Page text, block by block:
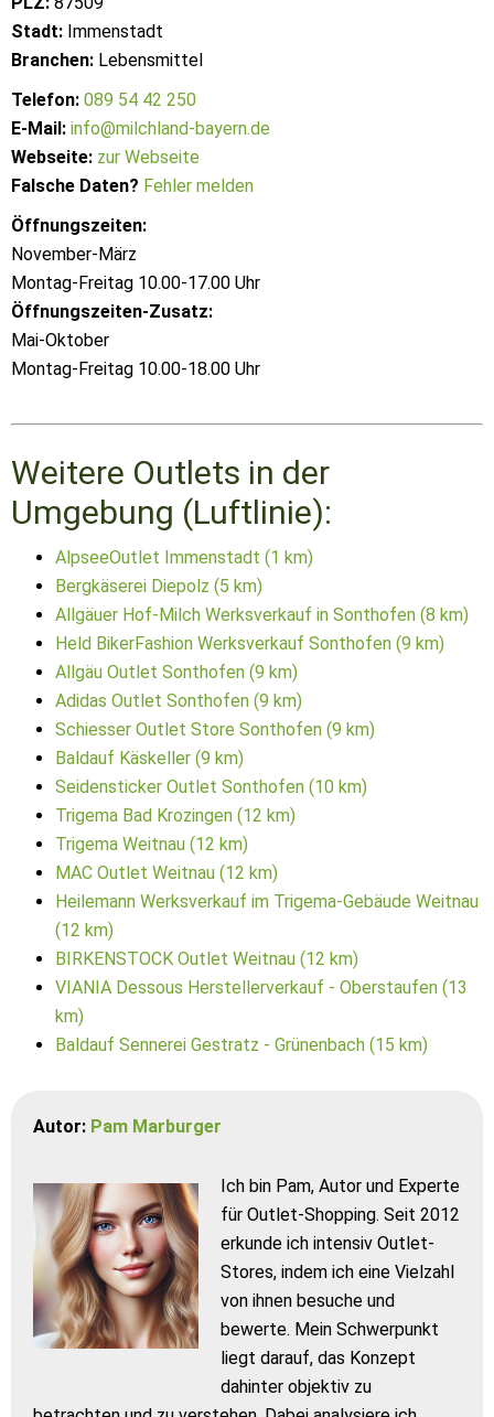
Stadt: Immenstadt
Branchen: Lebensmittel
Telefon: 089 54 42 250
E-Mail: info@milchland-bayern.de
Webseite: zur Webseite
Falsche Daten? Fehler melden
Öffnungszeiten:
November-März
Montag-Freitag 10.00-17.00 Uhr
Öffnungszeiten-Zusatz:
Mai-Oktober
Montag-Freitag 10.00-18.00 Uhr
Weitere Outlets in der
Umgebung (Luftlinie):
AlpseeOutlet Immenstadt (1 km)
Bergkäserei Diepolz (5 km)
Allgäuer Hof-Milch Werksverkauf in Sonthofen (8 km)
Held BikerFashion Werksverkauf Sonthofen (9 km)
Allgäu Outlet Sonthofen (9 km)
Adidas Outlet Sonthofen (9 km)
Schiesser Outlet Store Sonthofen (9 km)
Baldauf Käskeller (9 km)
Seidensticker Outlet Sonthofen (10 km)
Trigema Bad Krozingen (12 km)
Trigema Weitnau (12 km)
MAC Outlet Weitnau (12 km)
Heilemann Werksverkauf im Trigema-Gebäude Weitnau
(12 km)
BIRKENSTOCK Outlet Weitnau (12 km)
VIANIA Dessous Herstellerverkauf - Oberstaufen (13
km)
Baldauf Sennerei Gestratz - Grünenbach (15 km)
Autor: Pam Marburger
Ich bin Pam, Autor und Experte
für Outlet-Shopping. Seit 2012
erkunde ich intensiv Outlet-
Stores, indem ich eine Vielzahl
von ihnen besuche und
bewerte. Mein Schwerpunkt
liegt darauf, das Konzept
dahinter objektiv zu